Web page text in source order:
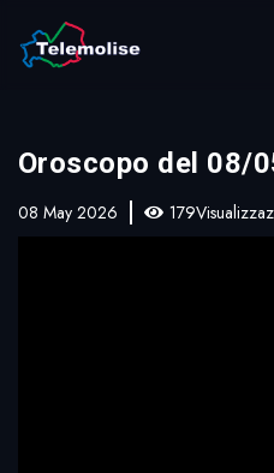
Oroscopo del 08/
08 May 2026